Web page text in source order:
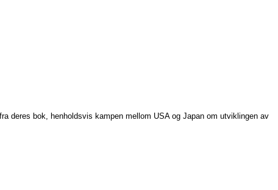
deres bok, henholdsvis kampen mellom USA og Japan om utviklingen av